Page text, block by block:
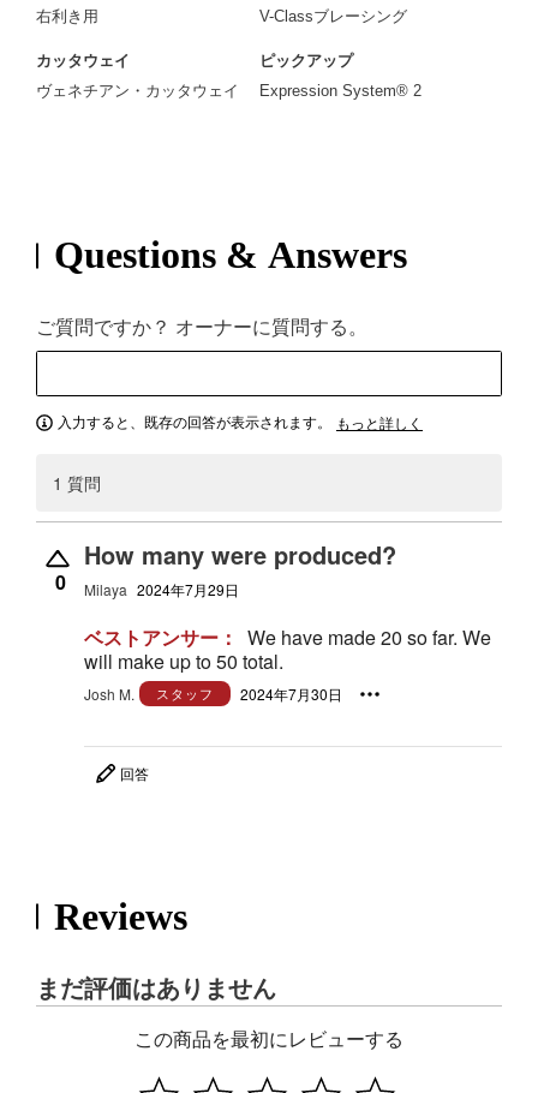
右利き用
V-Classブレーシング
カッタウェイ
ヴェネチアン・カッタウェイ
ピックアップ
Expression System® 2
Questions & Answers
ご質問ですか？ オーナーに質問する。
入力すると、既存の回答が表示されます。 もっと詳しく
1 質問
0
How many were produced?
Milaya 2024年7月29日
ベストアンサー：
We have made 20 so far. We
will make up to 50 total.
Josh M. スタッフ 2024年7月30日
回答
Reviews
まだ評価はありません
この商品を最初にレビューする